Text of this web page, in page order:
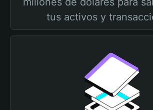
tus activos y